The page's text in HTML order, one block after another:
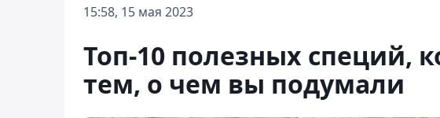
15:58, 15 мая 2023
Топ-10 полезных специй,
тем, о чем вы подумали